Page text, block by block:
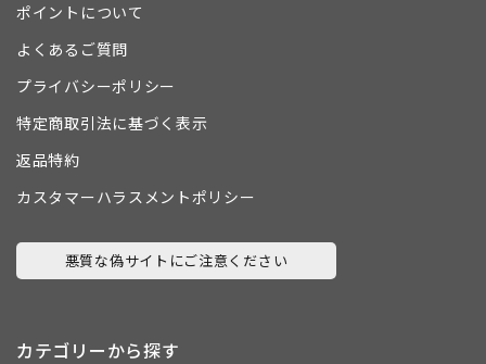
ポイントについて
よくあるご質問
プライバシーポリシー
特定商取引法に基づく表示
返品特約
カスタマーハラスメントポリシー
悪質な偽サイトにご注意ください
カテゴリーから探す